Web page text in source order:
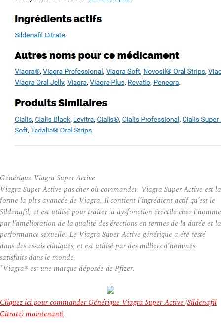
Générique Viagra Super Active
Viagra Super Active pas cher où commander. Viagra Super Active est la
forme la plus avancée de Viagra. Il contient l’ingrédient actif qu’est le
Sildenafil, et est utilisé pour traiter la dysfonction érectile chez l’homme
par l’amélioration de la qualité des érections en termes de la durée et la
performance sexuelle. Le Viagra Super Active générique a été testé
dans des essais cliniques, et est utilisé par des milliers d’hommes
satisfaits dans le monde.
*Viagra® est une marque déposée de Pfizer.
Cliquez ici pour commander Générique Viagra Super Active (Sildenafil
Citrate) maintenant!